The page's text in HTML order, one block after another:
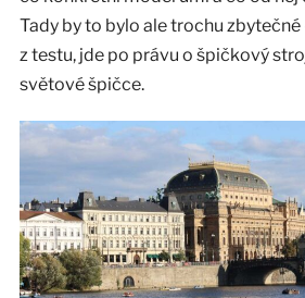
Tady by to bylo ale trochu
z testu, jde po právu o špičkový
světové špičce.